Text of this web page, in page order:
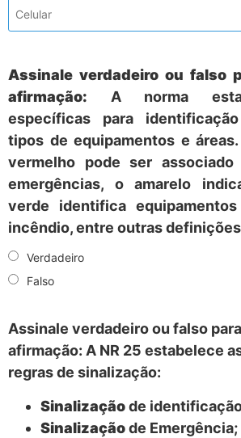
Assinale verdadeiro ou falso
afirmação: A norma
específicas para
tipos de equipamentos e
vermelho pode ser
emergências, o amarelo
verde identifica
incêndio, entre outras
Verdadeiro
Falso
Assinale verdadeiro ou falso
afirmação: A NR 25 estabelece
regras de sinalização:
Sinalizaçãode
Sinalizaçãode Emergência;